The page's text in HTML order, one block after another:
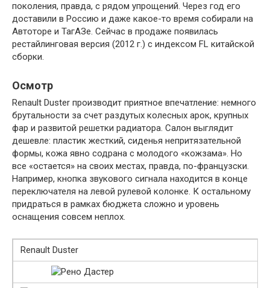
поколения, правда, с рядом упрощений. Через год его
доставили в Россию и даже какое-то время собирали на
Автоторе и ТагАЗе. Сейчас в продаже появилась
рестайлинговая версия (2012 г.) с индексом FL китайской
сборки.
Осмотр
Renault Duster производит приятное впечатление: немного
брутальности за счет раздутых колесных арок, крупных
фар и развитой решетки радиатора. Салон выглядит
дешевле: пластик жесткий, сиденья непритязательной
формы, кожа явно содрана с молодого «кожзама». Но
все «остается» на своих местах, правда, по-французски.
Например, кнопка звукового сигнала находится в конце
переключателя на левой рулевой колонке. К остальному
придраться в рамках бюджета сложно и уровень
оснащения совсем неплох.
Renault Duster